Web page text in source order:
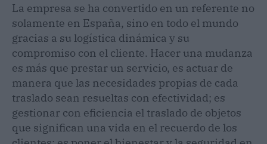
La empresa se ha convertido en un referente no
solamente en España, sino en todo el mundo
gracias a su logística dinámica y su
compromiso con el cliente. Hacer una mudanza
es más que prestar un servicio, es actuar de
manera que las necesidades propias de cada
traslado sean resueltas con efectividad; es
gestionar con eficiencia el traslado de objetos
que significan una vida en el recuerdo de los